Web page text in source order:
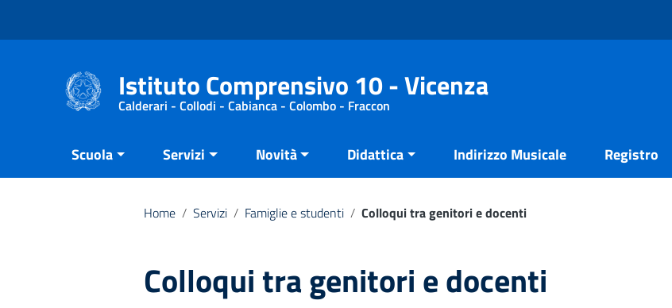
Istituto Comprensivo 10 - Vicenza
Calderari - Collodi - Cabianca - Colombo - Fraccon
Scuola Servizi Novità Didattica Indirizzo Musicale Registro
Home / Servizi / Famiglie e studenti / Colloqui tra genitori e docenti
Colloqui tra genitori e docenti